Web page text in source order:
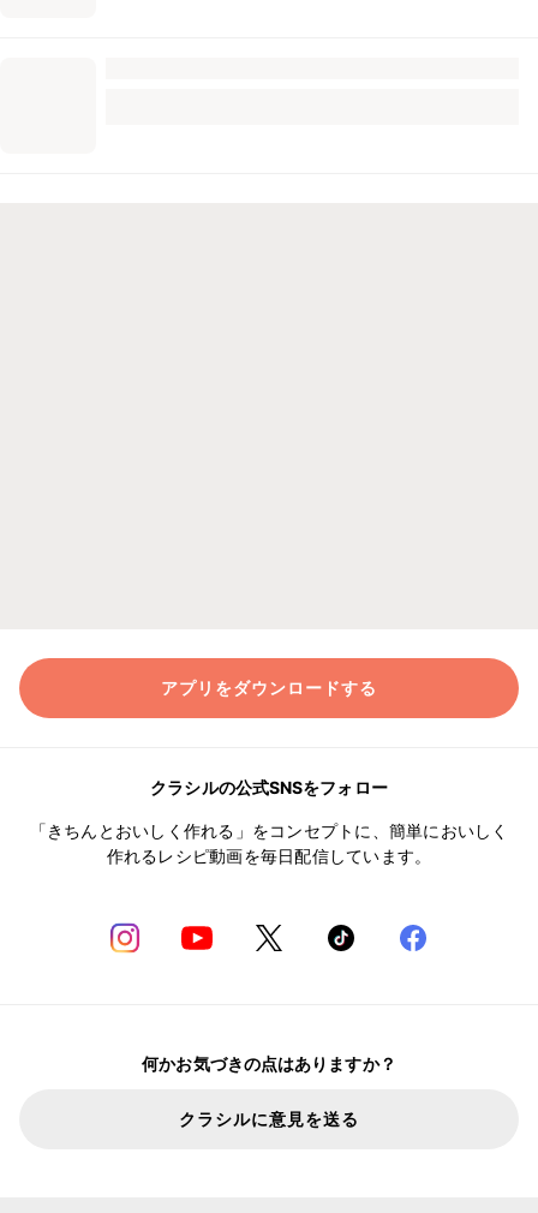
アプリをダウンロードする
クラシルの公式SNSをフォロー
「きちんとおいしく作れる」をコンセプトに、簡単においしく
作れるレシピ動画を毎日配信しています。
何かお気づきの点はありますか？
クラシルに意見を送る